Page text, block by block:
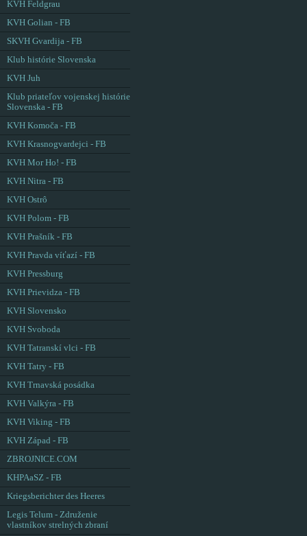
KVH Feldgrau
KVH Golian - FB
SKVH Gvardija - FB
Klub histórie Slovenska
KVH Juh
Klub priateľov vojenskej histórie
Slovenska - FB
KVH Komoča - FB
KVH Krasnogvardejci - FB
KVH Mor Ho! - FB
KVH Nitra - FB
KVH Ostrô
KVH Polom - FB
KVH Prašník - FB
KVH Pravda víťazí - FB
KVH Pressburg
KVH Prievidza - FB
KVH Slovensko
KVH Svoboda
KVH Tatranskí vlci - FB
KVH Tatry - FB
KVH Trnavská posádka
KVH Valkýra - FB
KVH Viking - FB
KVH Západ - FB
ZBROJNICE.COM
KHPAaSZ - FB
Kriegsberichter des Heeres
Legis Telum - Združenie
vlastníkov strelných zbraní